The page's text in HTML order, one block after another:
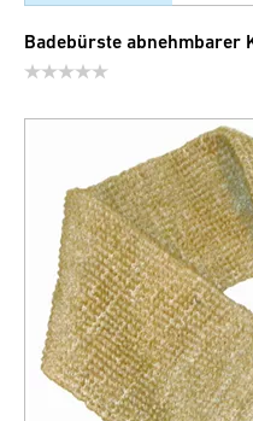
Badebürste abnehmbarer